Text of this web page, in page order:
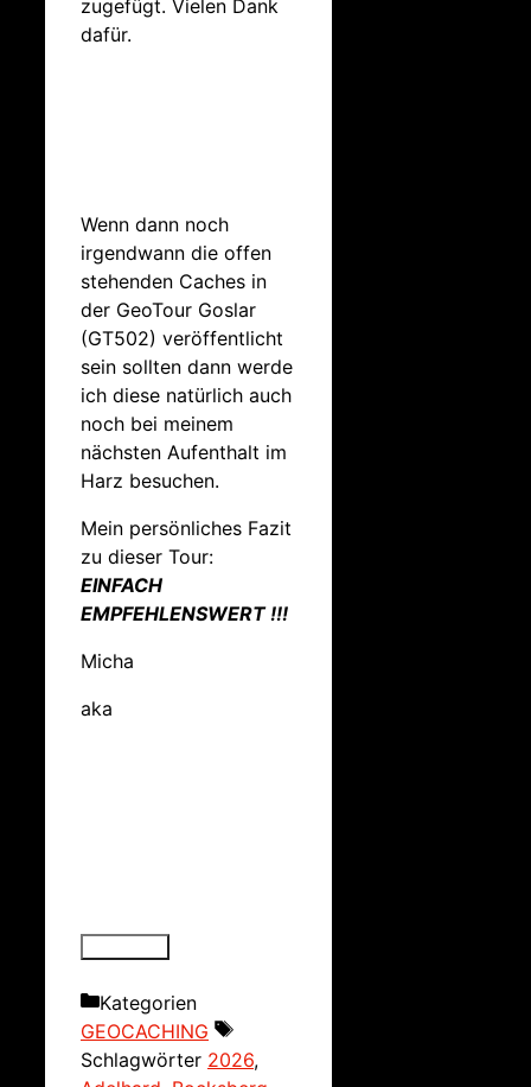
zugefügt. Vielen Dank
dafür.
Wenn dann noch
irgendwann die offen
stehenden Caches in
der GeoTour Goslar
(GT502) veröffentlicht
sein sollten dann werde
ich diese natürlich auch
noch bei meinem
nächsten Aufenthalt im
Harz besuchen.
Mein persönliches Fazit
zu dieser Tour:
EINFACH
EMPFEHLENSWERT !!!
Micha
aka
Kategorien
GEOCACHING
Schlagwörter 2026,